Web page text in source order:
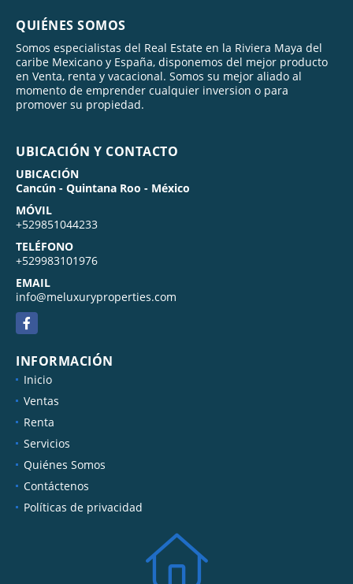
QUIÉNES SOMOS
Somos especialistas del Real Estate en la Riviera Maya del
caribe Mexicano y España, disponemos del mejor producto
en Venta, renta y vacacional. Somos su mejor aliado al
momento de emprender cualquier inversion o para
promover su propiedad.
UBICACIÓN Y CONTACTO
UBICACIÓN
Cancún - Quintana Roo - México
MÓVIL
+529851044233
TELÉFONO
+529983101976
EMAIL
info@meluxuryproperties.com
Facebook
INFORMACIÓN
Inicio
Ventas
Renta
Servicios
Quiénes Somos
Contáctenos
Políticas de privacidad